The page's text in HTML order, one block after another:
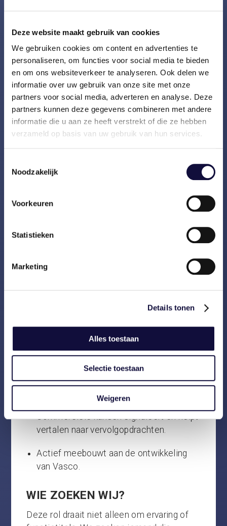
Deze website maakt gebruik van cookies
We gebruiken cookies om content en advertenties te
personaliseren, om functies voor social media te bieden
en om ons websiteverkeer te analyseren. Ook delen we
informatie over uw gebruik van onze site met onze
partners voor social media, adverteren en analyse. Deze
partners kunnen deze gegevens combineren met andere
informatie die u aan ze heeft verstrekt of die ze hebben
verzameld op basis van uw gebruik van hun services.
Noodzakelijk
Voorkeuren
Statistieken
Marketing
Details tonen
Alles toestaan
Selectie toestaan
Weigeren
werk je mee aan de ontwikkeling van de
volgende fase van Vasco.
Ook draag je hr-verantwoordelijkheid voor
een team van consultants. Je speelt een
actieve rol in hun ontwikkeling,
performance en werkplezier. Dat betekent
dat je regelmatig gesprekken voert over
groei, ambities en samenwerking, feedback
ontwikkelstappen.
CONCREET BETEKENT DIT DAT
JE:
opbouwt.
professionele en persoonlijke
Verantwoordelijkheid neemt voor
performance, inzetbaarheid en groei van
Commerciële kansen signaleert en helpt
vertalen naar vervolgopdrachten.
Actief meebouwt aan de ontwikkeling
van Vasco.
WIE ZOEKEN WIJ?
Deze rol draait niet alleen om ervaring of